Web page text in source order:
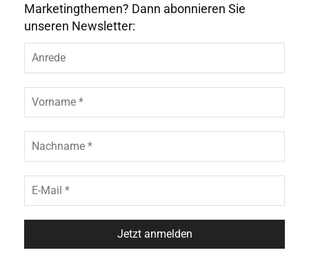
Marketingthemen? Dann abonnieren Sie
unseren Newsletter: